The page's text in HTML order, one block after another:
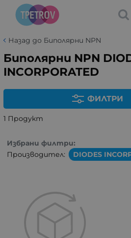
Назад до Биполярни NPN
Биполярни NPN
INCORPORATED
ФИЛТРИ
1 Продукт
Избрани филтри:
Производител:
DIODES